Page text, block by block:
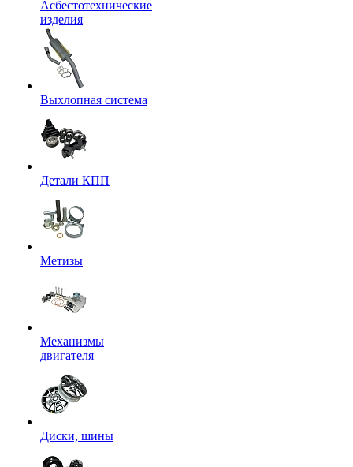
Асбестотехнические
изделия
Выхлопная система
Детали КПП
Метизы
Механизмы
двигателя
Диски, шины